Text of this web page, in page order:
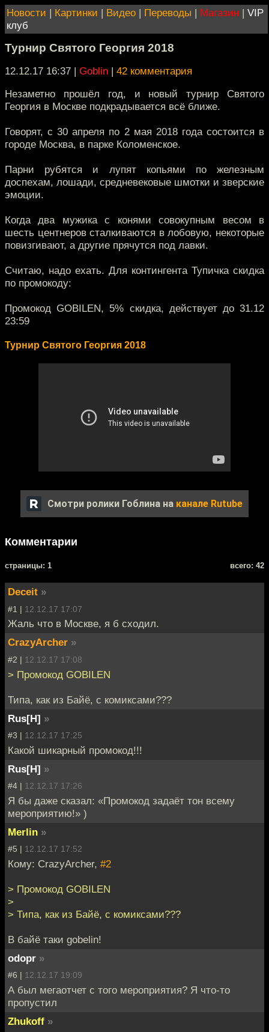
Новости | Картинки | Видео | Переводы | Магазин | VIP
клуб
Турнир Святого Георгия 2018
12.12.17 16:37 | Goblin | 42 комментария
Незаметно прошёл год, и новый турнир Святого
Георгия в Москве подкрадывается всё ближе.
Говорят, с 30 апреля по 2 мая 2018 года состоится в
городе Москва, в парке Коломенское.
Парни рубятся и лупят копьями по железным
доспехам, лошади, средневековые шмотки и зверские
эмоции.
Когда два мужика с конями совокупным весом в
шесть центнеров сталкиваются в лобовую, некоторые
повизгивают, а другие прячутся под лавки.
Считаю, надо ехать. Для контингента Тупичка скидка
по промокоду:
Промокод GOBILEN, 5% скидка, действует до 31.12
23:59
Турнир Святого Георгия 2018
Смотри ролики Гоблина на канале Rutube
Комментарии
cтраницы: 1 всего: 42
Deceit »
#1 | 12.12.17 17:07
Жаль что в Москве, я б сходил.
CrazyArcher »
#2 | 12.12.17 17:08
> Промокод GOBILEN
Типа, как из Байё, с комиксами???
Rus[H] »
#3 | 12.12.17 17:25
Какой шикарный промокод!!!
Rus[H] »
#4 | 12.12.17 17:26
Я бы даже сказал: «Промокод задаёт тон всему
мероприятию!» )
Merlin »
#5 | 12.12.17 17:52
Кому: CrazyArcher, #2
> Промокод GOBILEN
>
> Типа, как из Байё, с комиксами???
В байё таки gobelin!
odopr »
#6 | 12.12.17 19:09
А был мегаотчет с того мероприятия? Я что-то
пропустил
Zhukoff »